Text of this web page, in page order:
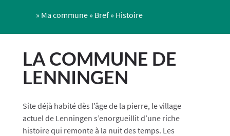
» Ma commune » Bref » Histoire
LA COMMUNE DE
LENNINGEN
Site déjà habité dès l’âge de la pierre, le village
actuel de Lenningen s’enorgueillit d’une riche
histoire qui remonte à la nuit des temps. Les